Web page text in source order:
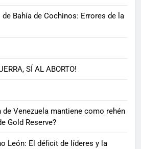
Bahía de Cochinos: Errores de la
SÍ AL ABORTO!
de Venezuela mantiene como rehén
Gold Reserve?
León: El déficit de líderes y la